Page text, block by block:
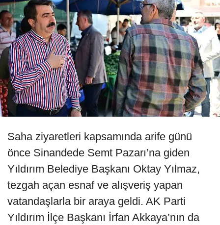
Saha ziyaretleri kapsamında arife günü
önce Sinandede Semt Pazarı’na giden
Yıldırım Belediye Başkanı Oktay Yılmaz,
tezgah açan esnaf ve alışveriş yapan
vatandaşlarla bir araya geldi. AK Parti
Yıldırım İlçe Başkanı İrfan Akkaya’nın da